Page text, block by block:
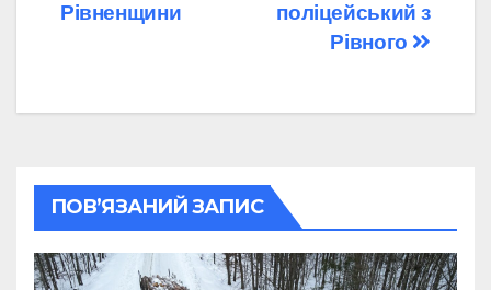
поліцейський з
Рівного
Рівненщини
ПОВ’ЯЗАНИЙ ЗАПИС